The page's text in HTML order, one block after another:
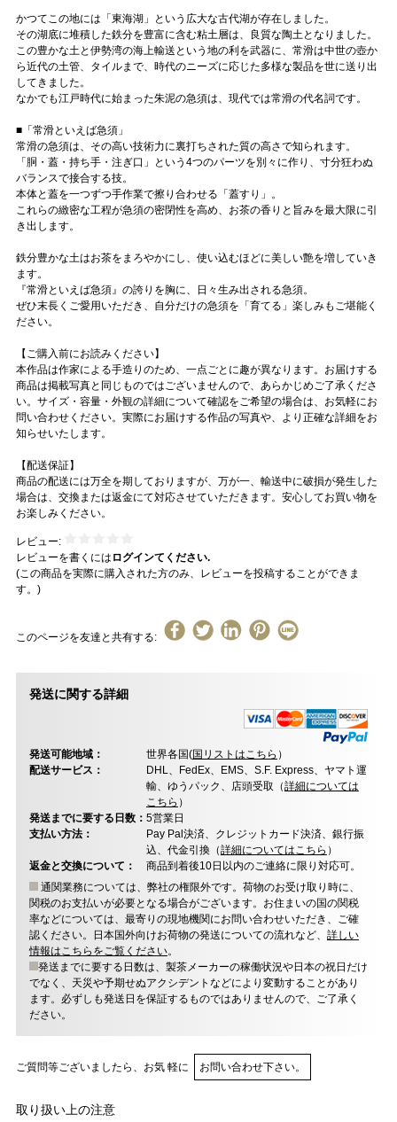
かつてこの地には「東海湖」という広大な古代湖が存在しました。
その湖底に堆積した鉄分を豊富に含む粘土層は、良質な陶土となりました。
この豊かな土と伊勢湾の海上輸送という地の利を武器に、常滑は中世の壺か
ら近代の土管、タイルまで、時代のニーズに応じた多様な製品を世に送り出
してきました。
なかでも江戸時代に始まった朱泥の急須は、現代では常滑の代名詞です。
■「常滑といえば急須」
常滑の急須は、その高い技術力に裏打ちされた質の高さで知られます。
「胴・蓋・持ち手・注ぎ口」という4つのパーツを別々に作り、寸分狂わぬ
バランスで接合する技。
本体と蓋を一つずつ手作業で擦り合わせる「蓋すり」。
これらの緻密な工程が急須の密閉性を高め、お茶の香りと旨みを最大限に引
き出します。
鉄分豊かな土はお茶をまろやかにし、使い込むほどに美しい艶を増していき
ます。
『常滑といえば急須』の誇りを胸に、日々生み出される急須。
ぜひ末長くご愛用いただき、自分だけの急須を「育てる」楽しみもご堪能く
ださい。
【ご購入前にお読みください】
本作品は作家による手造りのため、一点ごとに趣が異なります。お届けする
商品は掲載写真と同じものではございませんので、あらかじめご了承くださ
い。サイズ・容量・外観の詳細について確認をご希望の場合は、お気軽にお
問い合わせください。実際にお届けする作品の写真や、より正確な詳細をお
知らせいたします。
【配送保証】
商品の配送には万全を期しておりますが、万が一、輸送中に破損が発生した
場合は、交換または返金にて対応させていただきます。安心してお買い物を
お楽しみください。
レビュー:
レビューを書くには ログインてください.
(この商品を実際に購入された方のみ、レビューを投稿することができま
す。)
このページを友達と共有する:
発送に関する詳細
発送可能地域： 世界各国(国リストはこちら ）
配送サービス：
DHL、FedEx、EMS、S.F. Express、ヤマト運
輸、ゆうパック、店頭受取（詳細については
こちら ）
発送までに要する日数： 5営業日
支払い方法：
Pay Pal決済、クレジットカード決済、銀行振
込、代金引換（詳細についてはこちら ）
返金と交換について：
商品到着後10日以内のご連絡に限り対応可。
通関業務については、弊社の権限外です。荷物のお受け取り時に、
関税のお支払いが必要となる場合がございます。お住まいの国の関税
率などについては、最寄りの現地機関にお問い合わせいただき、ご確
認ください。日本国外向けお荷物の発送についての流れなど、 詳しい
情報はこちらをご覧ください。
発送までに要する日数は、製茶メーカーの稼働状況や日本の祝日だけ
でなく、天災や予期せぬアクシデントなどにより変動することがあり
ます。必ずしも発送日を保証するものではありませんので、ご了承く
ださい。
ご質問等ございましたら、お気 軽に お問い合わせ下さい。
取り扱い上の注意